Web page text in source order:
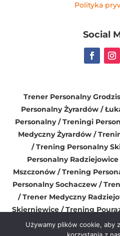
Polityka
Social
Trener Personalny
Personalny Żyrardów /
Personalny / Treningi
Medyczny Żyrardów /
/Trening Personalny
Personalny Radziejowice
Mszczonów /Trening
Personalny Sochaczew /
/Trener Medyczny
Skierniewice/Trening
dla kobiet/ Trening
Używamy plików cookie, aby